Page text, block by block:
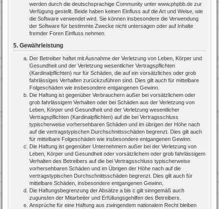
werden durch die deutschsprachige Community unter www.phpbb.de zur
Verfügung gestellt. Beide haben keinen Einfluss auf die Art und Weise, wie
die Software verwendet wird. Sie können insbesondere die Verwendung
der Software für bestimmte Zwecke nicht untersagen oder auf Inhalte
fremder Foren Einfluss nehmen.
5. Gewährleistung
Der Betreiber haftet mit Ausnahme der Verletzung von Leben, Körper und
Gesundheit und der Verletzung wesentlicher Vertragspflichten
(Kardinalpflichten) nur für Schäden, die auf ein vorsätzliches oder grob
fahrlässiges Verhalten zurückzuführen sind. Dies gilt auch für mittelbare
Folgeschäden wie insbesondere entgangenen Gewinn.
Die Haftung ist gegenüber Verbrauchern außer bei vorsätzlichem oder
grob fahrlässigem Verhalten oder bei Schäden aus der Verletzung von
Leben, Körper und Gesundheit und der Verletzung wesentlicher
Vertragspflichten (Kardinalpflichten) auf die bei Vertragsschluss
typischerweise vorhersehbaren Schäden und im übrigen der Höhe nach
auf die vertragstypischen Durchschnittsschäden begrenzt. Dies gilt auch
für mittelbare Folgeschäden wie insbesondere entgangenen Gewinn.
Die Haftung ist gegenüber Unternehmern außer bei der Verletzung von
Leben, Körper und Gesundheit oder vorsätzlichem oder grob fahrlässigem
Verhalten des Betreibers auf die bei Vertragsschluss typischerweise
vorhersehbaren Schäden und im Übrigen der Höhe nach auf die
vertragstypischen Durchschnittsschäden begrenzt. Dies gilt auch für
mittelbare Schäden, insbesondere entgangenen Gewinn.
Die Haftungsbegrenzung der Absätze a bis c gilt sinngemäß auch
zugunsten der Mitarbeiter und Erfüllungsgehilfen des Betreibers.
Ansprüche für eine Haftung aus zwingendem nationalem Recht bleiben